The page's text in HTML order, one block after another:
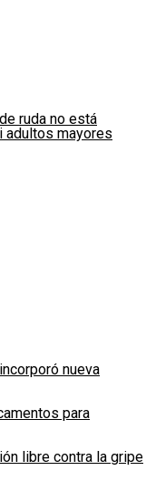
ruda no está
adultos mayores
nueva
para
libre contra la gripe